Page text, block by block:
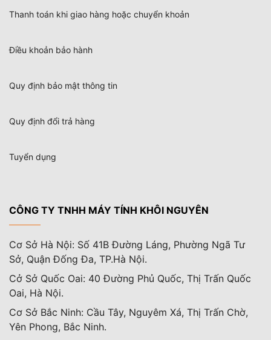
Thanh toán khi giao hàng hoặc chuyển khoản
Điều khoản bảo hành
Quy định bảo mật thông tin
Quy định đổi trả hàng
Tuyển dụng
CÔNG TY TNHH MÁY TÍNH KHÔI NGUYÊN
Cơ Sở Hà Nội: Số 41B Đường Láng, Phường Ngã Tư
Sở, Quận Đống Đa, TP.Hà Nội.
Cở Sở Quốc Oai: 40 Đường Phủ Quốc, Thị Trấn Quốc
Oai, Hà Nội.
Cơ Sở Bắc Ninh: Cầu Tây, Nguyêm Xá, Thị Trấn Chờ,
Yên Phong, Bắc Ninh.